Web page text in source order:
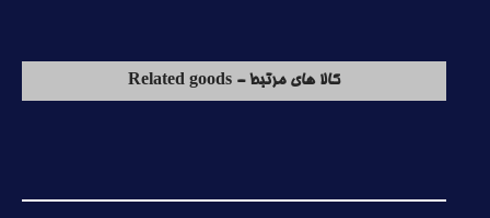
کالا های مرتبط - Related goods